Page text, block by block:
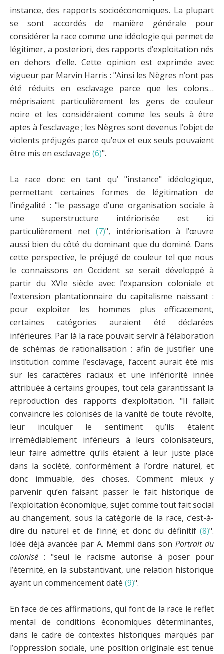
instance, des rapports socioéconomiques. La plupart
se sont accordés de manière générale pour
considérer la race comme une idéologie qui permet de
légitimer, a posteriori, des rapports d’exploitation nés
en dehors d’elle. Cette opinion est exprimée avec
vigueur par Marvin Harris : "Ainsi les Nègres n’ont pas
été réduits en esclavage parce que les colons…
méprisaient particulièrement les gens de couleur
noire et les considéraient comme les seuls à être
aptes à l’esclavage ; les Nègres sont devenus l’objet de
violents préjugés parce qu’eux et eux seuls pouvaient
être mis en esclavage (6)".
La race donc en tant qu’ "instance" idéologique,
permettant certaines formes de légitimation de
l’inégalité : "le passage d’une organisation sociale à
une superstructure intériorisée est ici
particulièrement net(7)", intériorisation à l’œuvre
aussi bien du côté du dominant que du dominé. Dans
cette perspective, le préjugé de couleur tel que nous
le connaissons en Occident se serait développé à
partir du XVIe siècle avec l’expansion coloniale et
l’extension plantationnaire du capitalisme naissant :
pour exploiter les hommes plus efficacement,
certaines catégories auraient été déclarées
inférieures. Par là la race pouvait servir à l’élaboration
de schémas de rationalisation : afin de justifier une
institution comme l’esclavage, l’accent aurait été mis
sur les caractères raciaux et une infériorité innée
attribuée à certains groupes, tout cela garantissant la
reproduction des rapports d’exploitation. "Il fallait
convaincre les colonisés de la vanité de toute révolte,
leur inculquer le sentiment qu’ils étaient
irrémédiablement inférieurs à leurs colonisateurs,
leur faire admettre qu’ils étaient à leur juste place
dans la société, conformément à l’ordre naturel, et
donc immuable, des choses. Comment mieux y
parvenir qu’en faisant passer le fait historique de
l’exploitation économique, sujet comme tout fait social
au changement, sous la catégorie de la race, c’est-à-
dire du naturel et de l’inné; et donc du définitif (8)".
Idée déjà avancée par A. Memmi dans son Portrait du
colonisé : "seul le racisme autorise à poser pour
l’éternité, en la substantivant, une relation historique
ayant un commencement daté (9)".
En face de ces affirmations, qui font de la race le reflet
mental de conditions économiques déterminantes,
dans le cadre de contextes historiques marqués par
l’oppression sociale, une position originale est tenue